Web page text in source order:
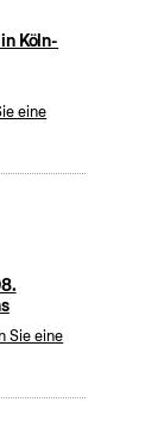
Köln-
eine
Sie eine